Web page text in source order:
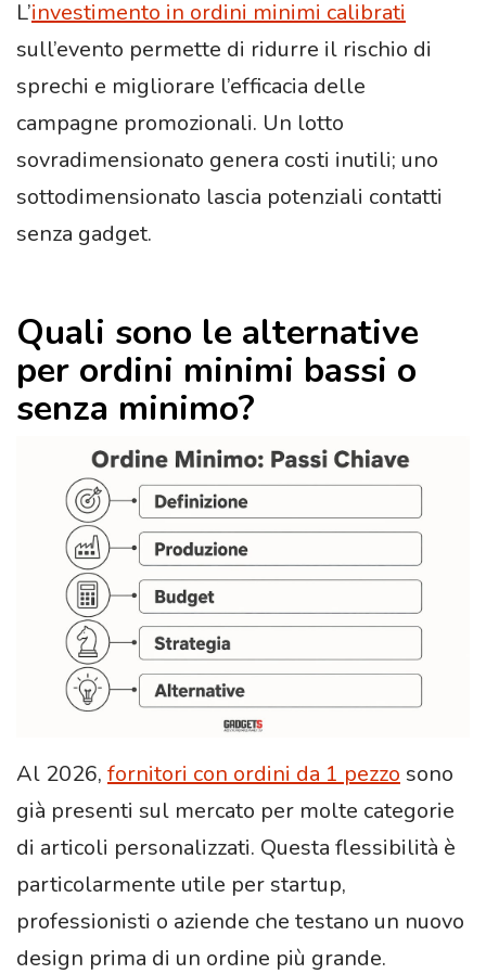
L’investimento in ordini minimi calibrati
sull’evento permette di ridurre il rischio di
sprechi e migliorare l’efficacia delle
campagne promozionali. Un lotto
sovradimensionato genera costi inutili; uno
sottodimensionato lascia potenziali contatti
senza gadget.
Quali sono le alternative
per ordini minimi bassi o
senza minimo?
Al 2026, fornitori con ordini da 1 pezzo sono
già presenti sul mercato per molte categorie
di articoli personalizzati. Questa flessibilità è
particolarmente utile per startup,
professionisti o aziende che testano un nuovo
design prima di un ordine più grande.